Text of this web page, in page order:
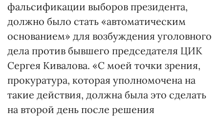
фальсификации выборов президента,
должно было стать «автоматическим
основанием» для возбуждения уголовного
дела против бывшего председателя ЦИК
Сергея Кивалова. «С моей точки зрения,
прокуратура, которая уполномочена на
такие действия, должна была это сделать
на второй день после решения